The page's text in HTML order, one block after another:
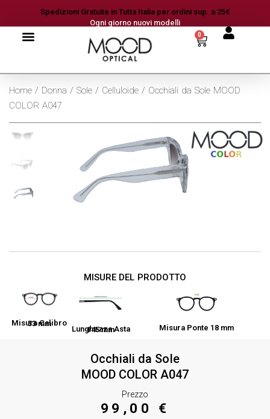
Spedizioni Gratuite in Tutta Italia per ordini sup. a 25€
Ogni giorno nuovi modelli
0
Home / Donna / Sole / Celluloide / Occhiali da Sole MOOD
COLOR A047
MISURE DEL PRODOTTO
Misura Calibro 53 mm
Lunghezza Asta 145 mm Misura Ponte 18 mm
Occhiali da Sole
MOOD COLOR A047
Prezzo
99,00 €